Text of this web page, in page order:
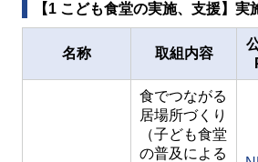
【1 こども食堂の実施、支援】実
名称 取組内容
食でつながる
居場所づくり
（子ども食堂
の普及による